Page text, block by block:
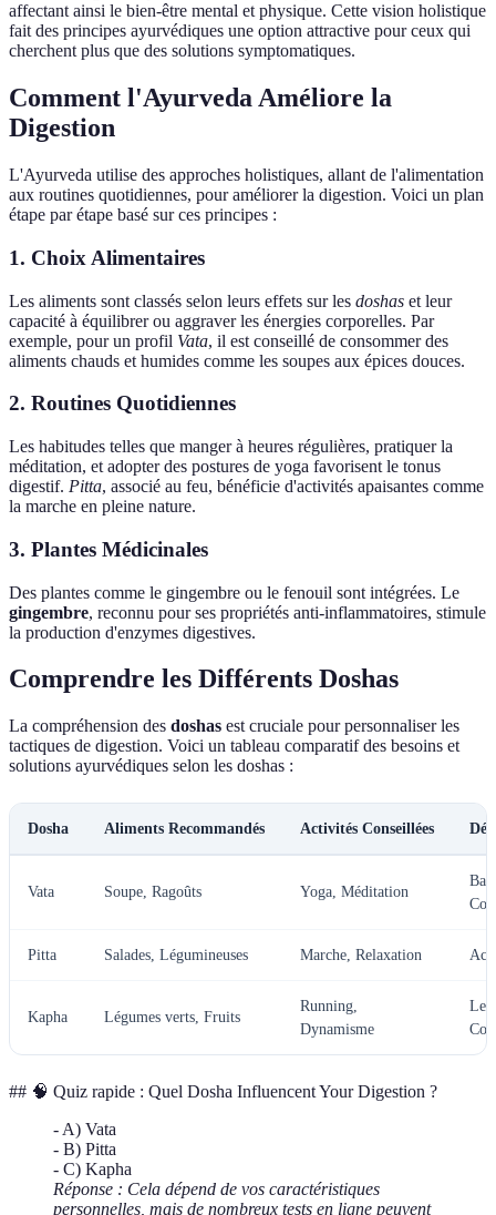
affectant ainsi le bien-être mental et physique. Cette vision holistique
fait des principes ayurvédiques une option attractive pour ceux qui
cherchent plus que des solutions symptomatiques.
Comment l'Ayurveda Améliore la
Digestion
L'Ayurveda utilise des approches holistiques, allant de l'alimentation
aux routines quotidiennes, pour améliorer la digestion. Voici un plan
étape par étape basé sur ces principes :
1. Choix Alimentaires
Les aliments sont classés selon leurs effets sur les doshas et leur
capacité à équilibrer ou aggraver les énergies corporelles. Par
exemple, pour un profil Vata, il est conseillé de consommer des
aliments chauds et humides comme les soupes aux épices douces.
2. Routines Quotidiennes
Les habitudes telles que manger à heures régulières, pratiquer la
méditation, et adopter des postures de yoga favorisent le tonus
digestif. Pitta, associé au feu, bénéficie d'activités apaisantes comme
la marche en pleine nature.
3. Plantes Médicinales
Des plantes comme le gingembre ou le fenouil sont intégrées. Le
gingembre, reconnu pour ses propriétés anti-inflammatoires, stimule
la production d'enzymes digestives.
Comprendre les Différents Doshas
La compréhension des doshas est cruciale pour personnaliser les
tactiques de digestion. Voici un tableau comparatif des besoins et
solutions ayurvédiques selon les doshas :
Dosha Aliments Recommandés Activités Conseillées
Vata Soupe, Ragoûts Yoga, Méditation
Pitta Salades, Légumineuses Marche, Relaxation
Kapha Légumes verts, Fruits
Running,
Dynamisme
## 🧠 Quiz rapide : Quel Dosha Influencent Your Digestion ?
- A) Vata
- B) Pitta
- C) Kapha
Réponse : Cela dépend de vos caractéristiques
personnelles, mais de nombreux tests en ligne peuvent